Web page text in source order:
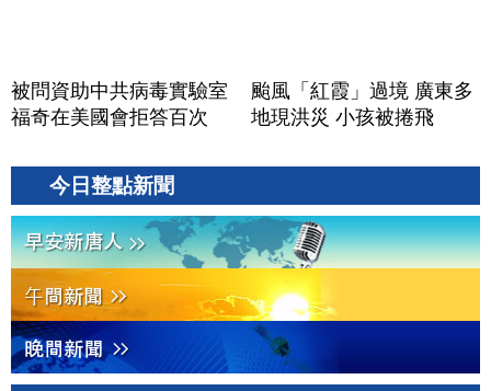
被問資助中共病毒實驗室
福奇在美國會拒答百次
颱風「紅霞」過境 廣東多
地現洪災 小孩被捲飛
今日整點新聞